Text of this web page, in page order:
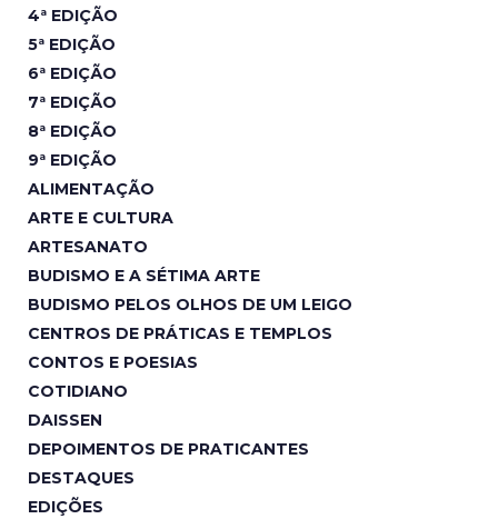
4ª EDIÇÃO
5ª EDIÇÃO
6ª EDIÇÃO
7ª EDIÇÃO
8ª EDIÇÃO
9ª EDIÇÃO
ALIMENTAÇÃO
ARTE E CULTURA
ARTESANATO
BUDISMO E A SÉTIMA ARTE
BUDISMO PELOS OLHOS DE UM LEIGO
CENTROS DE PRÁTICAS E TEMPLOS
CONTOS E POESIAS
COTIDIANO
DAISSEN
DEPOIMENTOS DE PRATICANTES
DESTAQUES
EDIÇÕES